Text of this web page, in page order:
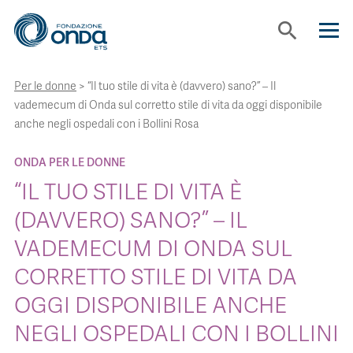
search
CHI SIAMO
STRUMENTI
PROGETTI
BOLLINI
Per le donne > “Il tuo stile di vita è (davvero) sano?” – Il
vademecum di Onda sul corretto stile di vita da oggi disponibile
anche negli ospedali con i Bollini Rosa
ONDA PER LE DONNE
“IL TUO STILE DI VITA È
(DAVVERO) SANO?” – IL
VADEMECUM DI ONDA SUL
CORRETTO STILE DI VITA DA
OGGI DISPONIBILE ANCHE
NEGLI OSPEDALI CON I BOLLINI